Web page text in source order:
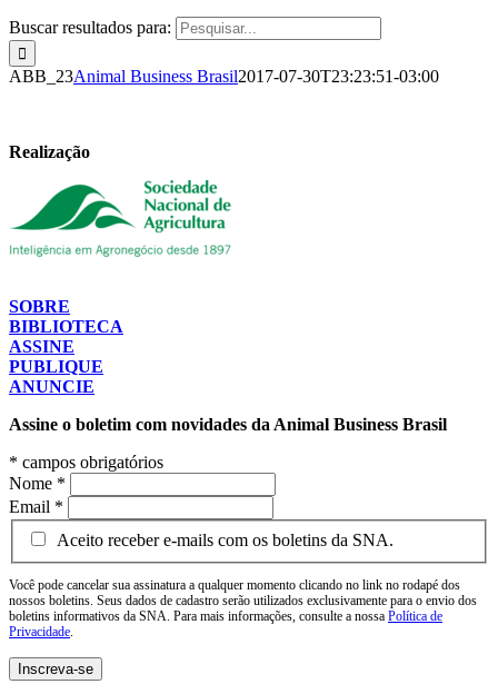
Buscar resultados para:
ABB_23Animal Business Brasil2017-07-30T23:23:51-03:00
Realização
SOBRE
BIBLIOTECA
ASSINE
PUBLIQUE
ANUNCIE
Assine o boletim com novidades da Animal Business Brasil
* campos obrigatórios
Nome *
Email *
Aceito receber e-mails com os boletins da SNA.
Você pode cancelar sua assinatura a qualquer momento clicando no link no rodapé dos
nossos boletins. Seus dados de cadastro serão utilizados exclusivamente para o envio dos
boletins informativos da SNA. Para mais informações, consulte a nossa Política de
Privacidade.